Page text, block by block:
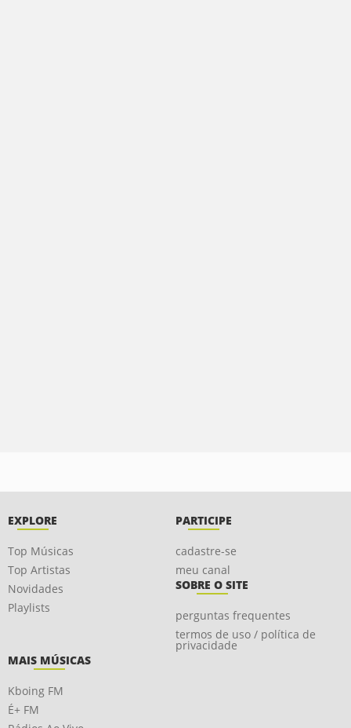
EXPLORE
Top Músicas
Top Artistas
Novidades
Playlists
PARTICIPE
cadastre-se
meu canal
SOBRE O SITE
perguntas frequentes
termos de uso / política de
privacidade
MAIS MÚSICAS
Kboing FM
É+ FM